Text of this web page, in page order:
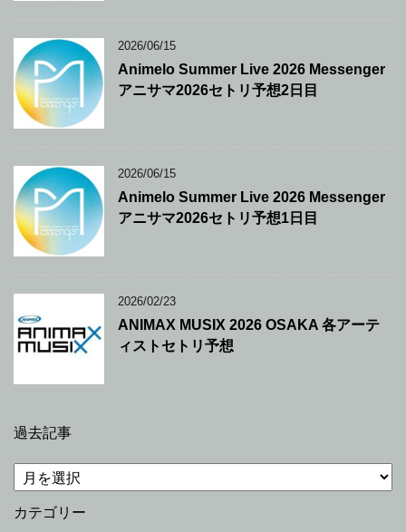
2026/06/15
Animelo Summer Live 2026 Messenger
アニサマ2026セトリ予想2日目
2026/06/15
Animelo Summer Live 2026 Messenger
アニサマ2026セトリ予想1日目
2026/02/23
ANIMAX MUSIX 2026 OSAKA 各アーテ
ィストセトリ予想
過去記事
過
去
記
カテゴリー